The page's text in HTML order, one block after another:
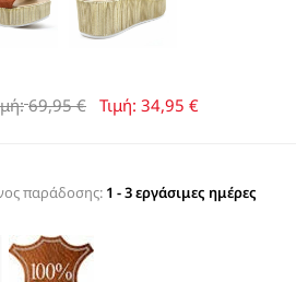
69,95 € Τιμή: 34,95 €
παράδοσης: 1 - 3 εργάσιμες ημέρες